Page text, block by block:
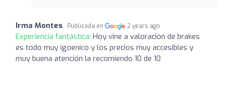
Irma Montes Publicada en 2 years ago
Experiencia fantástica: Hoy vine a valoración de brakes
es todo muy igoenico y los precios muy accesibles y
muy buena atención la recomiendo 10 de 10